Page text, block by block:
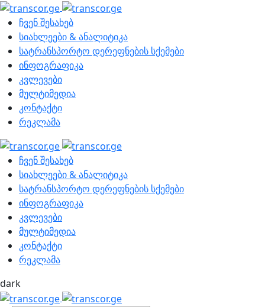
ჩვენ შესახებ
სიახლეები & ანალიტიკა
სატრანსპორტო დერეფნების სქემები
ინფოგრაფიკა
კვლევები
მულტიმედია
კონტაქტი
რეკლამა
ჩვენ შესახებ
სიახლეები & ანალიტიკა
სატრანსპორტო დერეფნების სქემები
ინფოგრაფიკა
კვლევები
მულტიმედია
კონტაქტი
რეკლამა
dark